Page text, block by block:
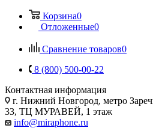
Корзина0
Отложенные0
Сравнение товаров0
8 (800) 500-00-22
Контактная информация
г. Нижний Новгород, метро
33, ТЦ МУРАВЕЙ, 1 этаж
info@miraphone.ru